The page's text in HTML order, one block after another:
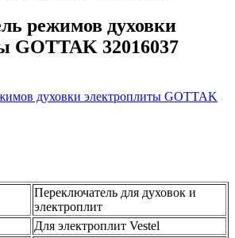
режимов духовки
GOTTAK 32016037
Переключатель для духовок и
электроплит
Для электроплит Vestel